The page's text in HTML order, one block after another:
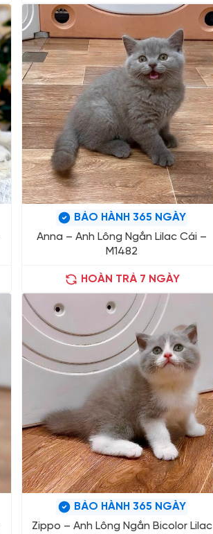
BẢO HÀNH 365 NGÀY
Anna – Anh Lông Ngắn Lilac Cái –
M1482
HOÀN TRẢ 7 NGÀY
BẢO HÀNH 365 NGÀY
Zippo – Anh Lông Ngắn Bicolor Lilac